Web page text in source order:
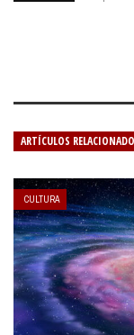
ARTÍCULOS
CULTURA